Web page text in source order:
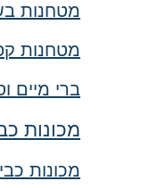
מטחנות
מטחנות
ברי מיים
מכונות
מכונות